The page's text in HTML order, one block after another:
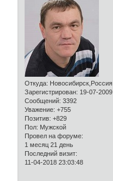
Откуда: Новосибирск,Россия
Зарегистрирован: 19-07-2009
Сообщений: 3392
Уважение: +755
Позитив: +829
Пол: Мужской
Провел на форуме:
1 месяц 21 день
Последний визит:
11-04-2018 23:03:48